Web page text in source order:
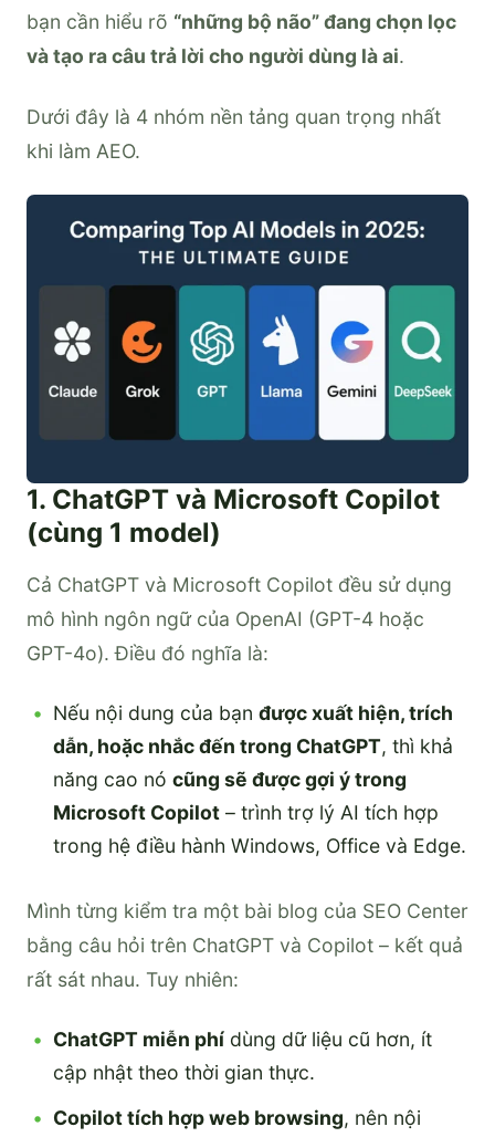
bạn cần hiểu rõ “những bộ não” đang chọn lọc
và tạo ra câu trả lời cho người dùng là ai.
Dưới đây là 4 nhóm nền tảng quan trọng nhất
khi làm AEO.
1. ChatGPT và Microsoft Copilot
(cùng 1 model)
Cả ChatGPT và Microsoft Copilot đều sử dụng
mô hình ngôn ngữ của OpenAI (GPT-4 hoặc
GPT-4o). Điều đó nghĩa là:
Nếu nội dung của bạn được xuất hiện, trích
dẫn, hoặc nhắc đến trong ChatGPT, thì khả
năng cao nó cũng sẽ được gợi ý trong
Microsoft Copilot – trình trợ lý AI tích hợp
trong hệ điều hành Windows, Office và Edge.
Mình từng kiểm tra một bài blog của SEO Center
bằng câu hỏi trên ChatGPT và Copilot – kết quả
rất sát nhau. Tuy nhiên:
ChatGPT miễn phí dùng dữ liệu cũ hơn, ít
cập nhật theo thời gian thực.
Copilot tích hợp web browsing, nên nội